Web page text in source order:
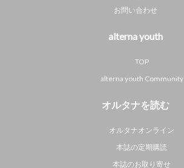
お問い合わせ
alterna youth
TOP
alterna youth Community
オルタナを読む
オルタナオンライン
本誌の定期購読
本誌のお取り寄せ